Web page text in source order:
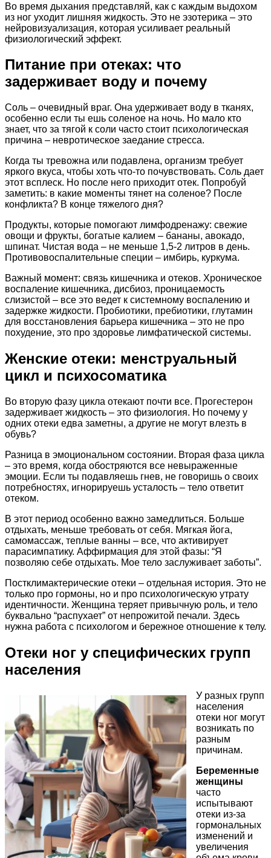
Во время дыхания представляй, как с каждым выдохом
из ног уходит лишняя жидкость. Это не эзотерика – это
нейровизуализация, которая усиливает реальный
физиологический эффект.
Питание при отеках: что
задерживает воду и почему
Соль – очевидный враг. Она удерживает воду в тканях,
особенно если ты ешь соленое на ночь. Но мало кто
знает, что за тягой к соли часто стоит психологическая
причина – невротическое заедание стресса.
Когда ты тревожна или подавлена, организм требует
яркого вкуса, чтобы хоть что-то почувствовать. Соль дает
этот всплеск. Но после него приходит отек. Попробуй
заметить: в какие моменты тянет на соленое? После
конфликта? В конце тяжелого дня?
Продукты, которые помогают лимфодренажу: свежие
овощи и фрукты, богатые калием – бананы, авокадо,
шпинат. Чистая вода – не меньше 1,5-2 литров в день.
Противовоспалительные специи – имбирь, куркума.
Важный момент: связь кишечника и отеков. Хроническое
воспаление кишечника, дисбиоз, проницаемость
слизистой – все это ведет к системному воспалению и
задержке жидкости. Пробиотики, пребиотики, глутамин
для восстановления барьера кишечника – это не про
похудение, это про здоровье лимфатической системы.
Женские отеки: менструальный
цикл и психосоматика
Во вторую фазу цикла отекают почти все. Прогестерон
задерживает жидкость – это физиология. Но почему у
одних отеки едва заметны, а другие не могут влезть в
обувь?
Разница в эмоциональном состоянии. Вторая фаза цикла
– это время, когда обостряются все невыраженные
эмоции. Если ты подавляешь гнев, не говоришь о своих
потребностях, игнорируешь усталость – тело ответит
отеком.
В этот период особенно важно замедлиться. Больше
отдыхать, меньше требовать от себя. Мягкая йога,
самомассаж, теплые ванны – все, что активирует
парасимпатику. Аффирмация для этой фазы: “Я
позволяю себе отдыхать. Мое тело заслуживает заботы”.
Постклимактерические отеки – отдельная история. Это не
только про гормоны, но и про психологическую утрату
идентичности. Женщина теряет привычную роль, и тело
буквально “распухает” от непрожитой печали. Здесь
нужна работа с психологом и бережное отношение к телу.
Отеки ног у специфических групп
населения
У разных групп
населения
отеки ног могут
возникать по
разным
причинам.
Беременные
женщины
часто
испытывают
отеки из-за
гормональных
изменений и
увеличения